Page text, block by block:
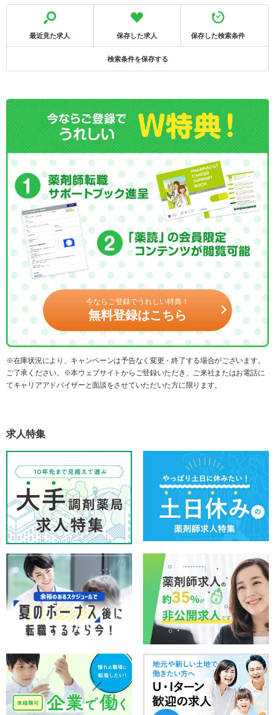
最近見た求人 保存した求人 保存した検索条件
検索条件を保存する
今ならご登録でうれしい特典！
無料登録はこちら
※在庫状況により、キャンペーンは予告なく変更・終了する場合がございます。
ご了承ください。※本ウェブサイトからご登録いただき、ご来社またはお電話に
てキャリアアドバイザーと面談をさせていただいた方に限ります。
求人特集